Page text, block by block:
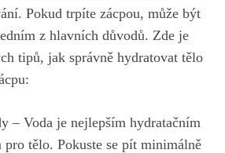
Pokud trpíte zácpou, může být
z hlavních důvodů. Zde je
tipů, jak správně hydratovat tělo
– Voda je nejlepším hydratačním
pro tělo. Pokuste se pít minimálně